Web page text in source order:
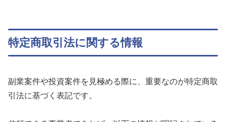
特定商取引法に関する情報
副業案件や投資案件を見極める際に、重要なのが特定商取
引法に基づく表記です。